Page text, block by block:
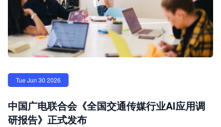
Tue Jun 30 2026
中国广电联合会《全国交通传媒行业AI应用调
研报告》正式发布